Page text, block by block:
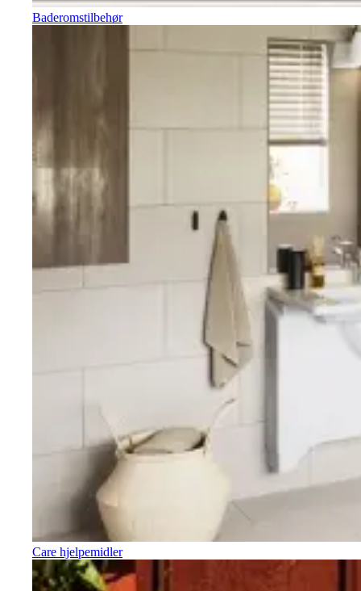
Baderomstilbehør
Care hjelpemidler